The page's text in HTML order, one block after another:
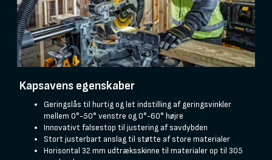
Kapsavens egenskaber
Geringslås til hurtig og let indstilling af geringsvinkler
mellem 0°-50° venstre og 0°-60° højre
Innovativt falsestop til justering af savdybden
Stort justerbart anslag til støtte af store materialer
Horisontal 32 mm udtræksskinne til materialer op til 305